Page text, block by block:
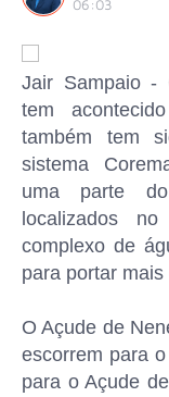
06:03
Jair Sampaio -
tem
também tem
sistema
uma parte
localizados
complexo de
para portar
O Açude de
escorrem para
para o Açude